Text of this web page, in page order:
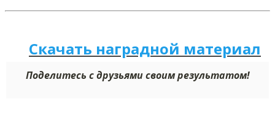
Скачать наградной материал
Поделитесь с друзьями своим результатом!